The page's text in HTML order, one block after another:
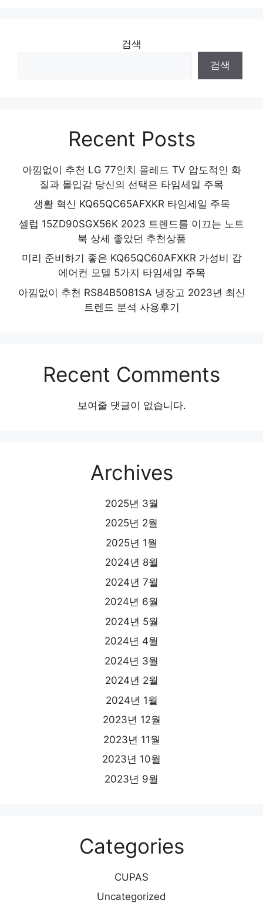
검색
검색
Recent Posts
아낌없이 추천 LG 77인치 올레드 TV 압도적인 화
질과 몰입감 당신의 선택은 타임세일 주목
생활 혁신 KQ65QC65AFXKR 타임세일 주목
셀럽 15ZD90SGX56K 2023 트렌드를 이끄는 노트
북 상세 좋았던 추천상품
미리 준비하기 좋은 KQ65QC60AFXKR 가성비 갑
에어컨 모델 5가지 타임세일 주목
아낌없이 추천 RS84B5081SA 냉장고 2023년 최신
트렌드 분석 사용후기
Recent Comments
보여줄 댓글이 없습니다.
Archives
2025년 3월
2025년 2월
2025년 1월
2024년 8월
2024년 7월
2024년 6월
2024년 5월
2024년 4월
2024년 3월
2024년 2월
2024년 1월
2023년 12월
2023년 11월
2023년 10월
2023년 9월
Categories
CUPAS
Uncategorized